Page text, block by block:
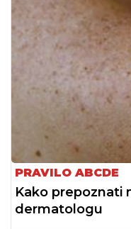
PRAVILO ABCDE
Kako prepoznati
dermatologu